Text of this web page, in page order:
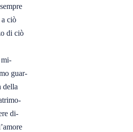
ciò
di ciò
mi-
guar-
della
di-